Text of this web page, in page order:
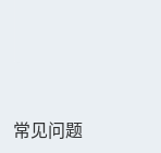
常见问题